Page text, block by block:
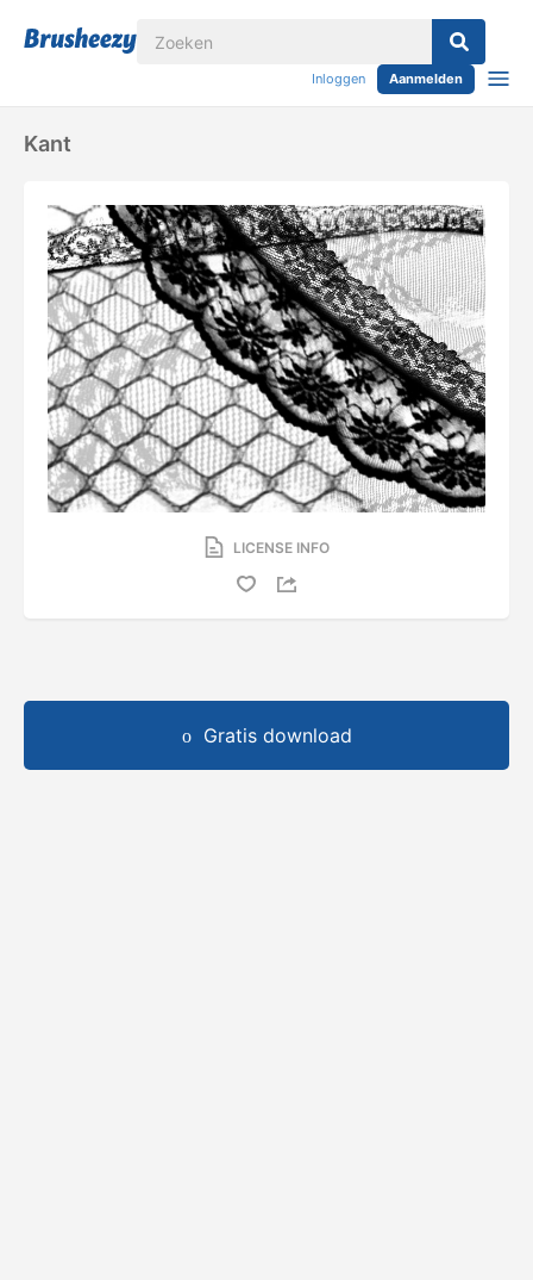
Inloggen Aanmelden
Kant
LICENSE INFO
Gratis download